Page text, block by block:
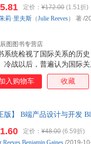
系统检视了国际关系的历
冷战以后，普遍认为国际
上对文化的不同理解，挑
定价： ¥172.00 (1.51折)
辰图图书专营店
莉·里夫斯 （Julie Reeves） 著 /
入购物车 收藏
版】 B端产品设计与开发
定价： ¥48.00 (6.59折)
,Reeves,Benjamin,Gaines /2019-